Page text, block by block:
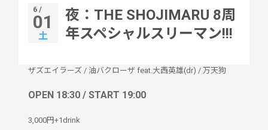
6 /
01
土
夜：THE SHOJIMARU 8周
年スペシャルスリーマン!!!
ザズエイラーズ / 油バクローザ feat.大西英雄(dr) / 万天狗
OPEN 18:30 / START 19:00
3,000円+1drink